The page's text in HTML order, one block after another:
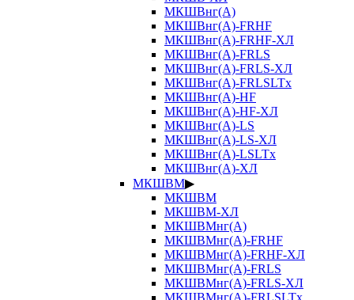
МКШВнг(А)
МКШВнг(А)-FRHF
МКШВнг(А)-FRHF-ХЛ
МКШВнг(А)-FRLS
МКШВнг(А)-FRLS-ХЛ
МКШВнг(А)-FRLSLTx
МКШВнг(А)-HF
МКШВнг(А)-HF-ХЛ
МКШВнг(А)-LS
МКШВнг(А)-LS-ХЛ
МКШВнг(А)-LSLTx
МКШВнг(А)-ХЛ
МКШВМ▶
МКШВМ
МКШВМ-ХЛ
МКШВМнг(А)
МКШВМнг(А)-FRHF
МКШВМнг(А)-FRHF-ХЛ
МКШВМнг(А)-FRLS
МКШВМнг(А)-FRLS-ХЛ